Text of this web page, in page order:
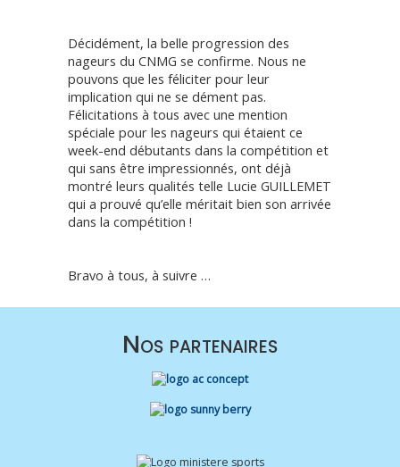
Décidément, la belle progression des
nageurs du CNMG se confirme. Nous ne
pouvons que les féliciter pour leur
implication qui ne se dément pas.
Félicitations à tous avec une mention
spéciale pour les nageurs qui étaient ce
week-end débutants dans la compétition et
qui sans être impressionnés, ont déjà
montré leurs qualités telle Lucie GUILLEMET
qui a prouvé qu’elle méritait bien son arrivée
dans la compétition !
Bravo à tous, à suivre …
Nos partenaires